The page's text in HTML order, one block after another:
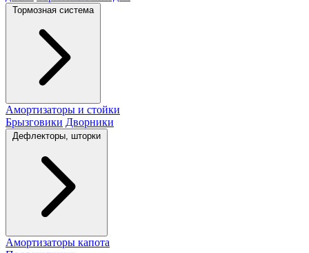
Тормозная система
Амортизаторы и стойки
Брызговики Дворники
Дефлекторы, шторки
Амортизаторы капота